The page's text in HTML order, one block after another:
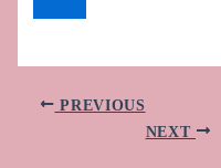
PREVIOUS
NEXT